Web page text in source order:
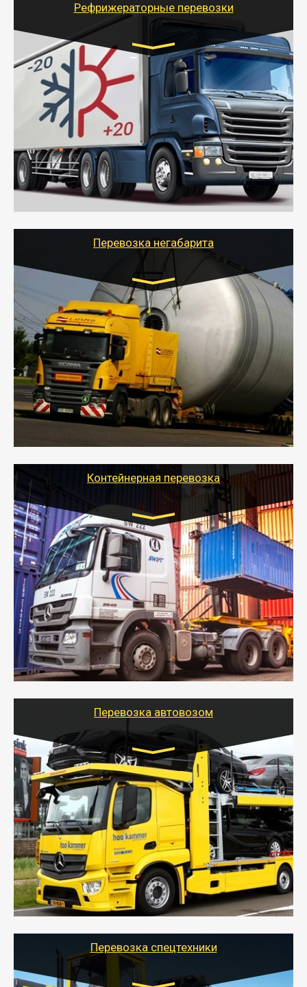
Рефрижераторные перевозки
Транспорт:
Газель (1,5 и 3 тонны), Бычок, Еврофура от 5 до
10 тонн
от 6000 руб.
- Рефрижераторные перевозки грузов с
соблюдением температурного режима, работающим
термописцем, санитарной обработкой кузова и мед.
книжкой у водителя.
- Тайгер Логистик поможет быстро перевезти
скоропортящиеся продукты в любой город России с
Перевозка негабарита
Цена за км. Рассчитывается
индивидуально
- Перевозка техники и негабаритных грузов
осуществляется после получения разрешения на
перевозку (обычно 7-14 дней).
- Тайгер Логистик в короткие сроки поможет вам
качественно и безопасно перевезти негабаритные
грузы по всей России тралом, манипулятором и
другим транспортом и подобрать оптимальный
Контейнерная перевозка
Цена за км. Рассчитывается
индивидуально
- Контейнерные грузоперевозки на специальном
оборудованном транспорте быстро, качественно и
безопасно.
- Наша транспортная компания поможет
организовать доставку в порт и из порта
стандартных контейнеров на контейнеровозе,
шаландах и площадках (открытых кузовах),
используя надежные крепления.
Перевозка автовозом
Цена за км. Рассчитывается
индивидуально
- Перевозка автовозом от Тайгер Логистик – это
быстрый и безопасный способ доставить несколько
легковых автомобилей за одну поездку в другой
город.
- Наша транспортная компания организует доставку
машин автовозом, подобрав оптимальный маршрут с
учетом всех особенности по пути следования.
Перевозка спецтехники